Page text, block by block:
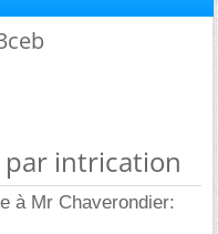
par intrication
à Mr Chaverondier: